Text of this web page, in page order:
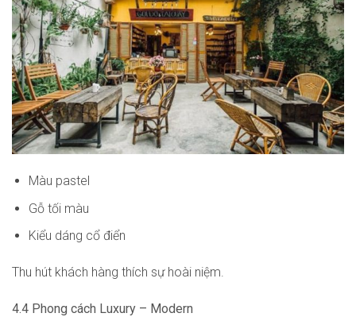
Màu pastel
Gỗ tối màu
Kiểu dáng cổ điển
Thu hút khách hàng thích sự hoài niệm.
4.4 Phong cách Luxury – Modern